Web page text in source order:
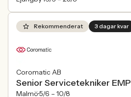
Rekommenderat 3 dagar kvar
Coromatic AB
Senior Servicetekniker EMP
Malmö5/6 – 10/8